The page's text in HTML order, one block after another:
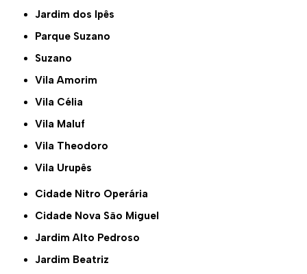
Jardim dos Ipês
Parque Suzano
Suzano
Vila Amorim
Vila Célia
Vila Maluf
Vila Theodoro
Vila Urupês
Cidade Nitro Operária
Cidade Nova São Miguel
Jardim Alto Pedroso
Jardim Beatriz